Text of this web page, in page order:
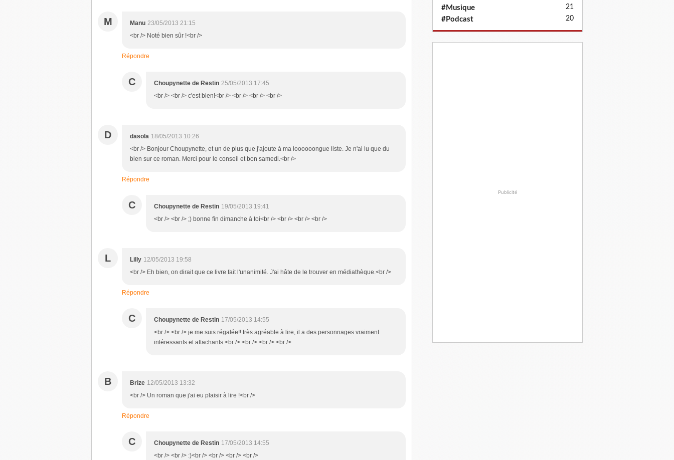
M Manu 23/05/2013 21:15
<br /> Noté bien sûr !<br />
Répondre
C Choupynette de Restin 25/05/2013 17:45
<br /> <br /> c'est bien!<br /> <br /> <br /> <br />
D dasola 18/05/2013 10:26
<br /> Bonjour Choupynette, et un de plus que j'ajoute à ma loooooongue liste. Je n'ai lu que du
bien sur ce roman. Merci pour le conseil et bon samedi.<br />
Répondre
C Choupynette de Restin 19/05/2013 19:41
<br /> <br /> ;) bonne fin dimanche à toi<br /> <br /> <br /> <br />
L Lilly 12/05/2013 19:58
<br /> Eh bien, on dirait que ce livre fait l'unanimité. J'ai hâte de le trouver en médiathèque.<br />
Répondre
C Choupynette de Restin 17/05/2013 14:55
<br /> <br /> je me suis régalée!! très agréable à lire, il a des personnages vraiment
intéressants et attachants.<br /> <br /> <br /> <br />
B Brize 12/05/2013 13:32
<br /> Un roman que j'ai eu plaisir à lire !<br />
Répondre
C Choupynette de Restin 17/05/2013 14:55
<br /> <br /> :)<br /> <br /> <br /> <br />
#Musique 21
#Podcast 20
Publicité